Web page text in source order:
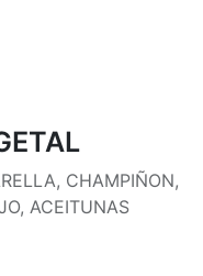
CHAMPIÑON,
ACEITUNAS